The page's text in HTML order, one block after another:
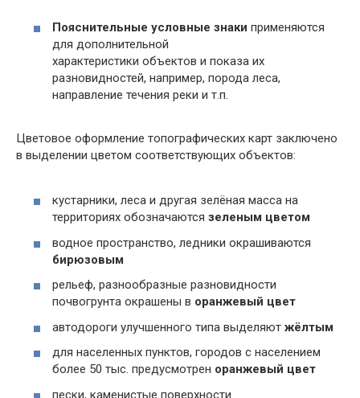
Пояснительные условные знаки применяются
для дополнительной
характеристики объектов и показа их
разновидностей, например, порода леса,
направление течения реки и т.п.
Цветовое оформление топографических карт заключено
в выделении цветом соответствующих объектов:
кустарники, леса и другая зелёная масса на
территориях обозначаются зеленым цветом
водное пространство, ледники окрашиваются
бирюзовым
рельеф, разнообразные разновидности
почвогрунта окрашены в оранжевый цвет
автодороги улучшенного типа выделяют жёлтым
для населенных пунктов, городов с населением
более 50 тыс. предусмотрен оранжевый цвет
пески, каменистые поверхности